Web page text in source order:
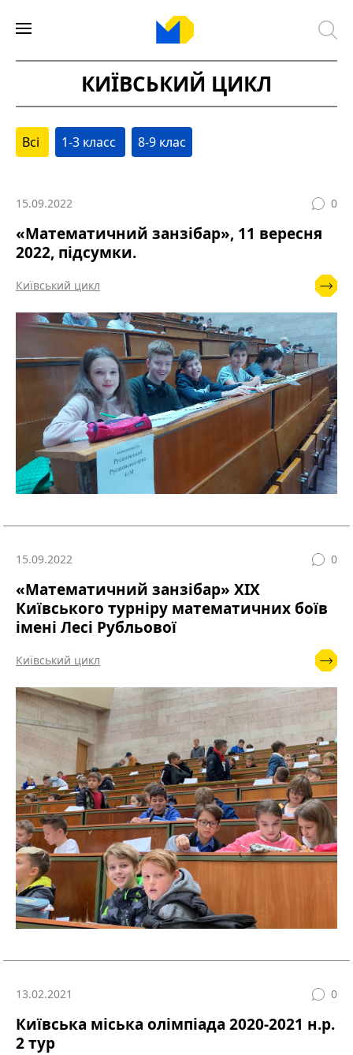
КИЇВСЬКИЙ ЦИКЛ
Всі 1-3 класс 8-9 клас
15.09.2022 0
«Математичний занзібар», 11 вересня
2022, підсумки.
Київський цикл
15.09.2022 0
«Математичний занзібар» XІХ
Київського турніру математичних боїв
імені Лесі Рубльової
Київський цикл
13.02.2021 0
Київська міська олімпіада 2020-2021 н.р.
2 тур